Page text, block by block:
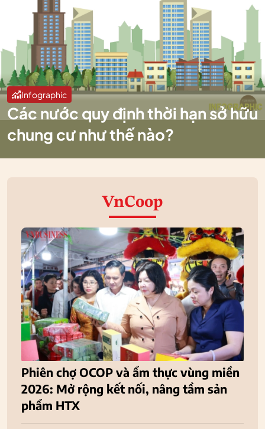
Infographic
Các nước quy định thời hạn sở hữu
chung cư như thế nào?
VnCoop
Phiên chợ OCOP và ẩm thực vùng miền
2026: Mở rộng kết nối, nâng tầm sản
phẩm HTX